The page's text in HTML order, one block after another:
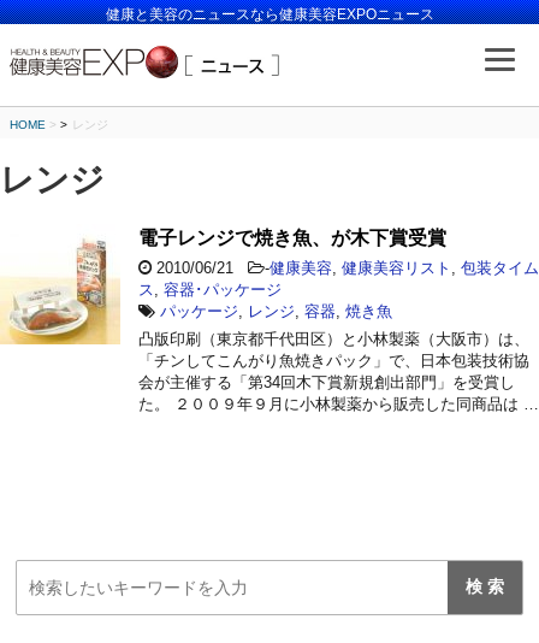
健康と美容のニュースなら健康美容EXPOニュース
HOME > レンジ
レンジ
電子レンジで焼き魚、が木下賞受賞
2010/06/21 -健康美容 健康美容リスト
包装タイム
ス
容器･パッケージ
パッケージ
レンジ 容器 焼き魚
凸版印刷（東京都千代田区）と小林製薬（大阪市）は、
「チンしてこんがり魚焼きパック」で、日本包装技術協
会が主催する「第34回木下賞新規創出部門」を受賞し
た。 ２００９年９月に小林製薬から販売した同商品は …